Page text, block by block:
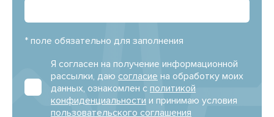
* поле обязательно для заполнения
Я согласен на получение информационной
рассылки, даю согласие на обработку моих
данных, ознакомлен с политикой
конфиденциальности и принимаю условия
пользовательского соглашения